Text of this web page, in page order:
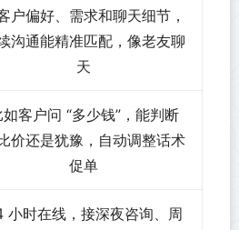
户偏好、需求和聊天细节，
沟通能精准匹配，像老友聊
天
如客户问 “多少钱”，能判断
价还是犹豫，自动调整话术
促单
小时在线，接深夜咨询、周